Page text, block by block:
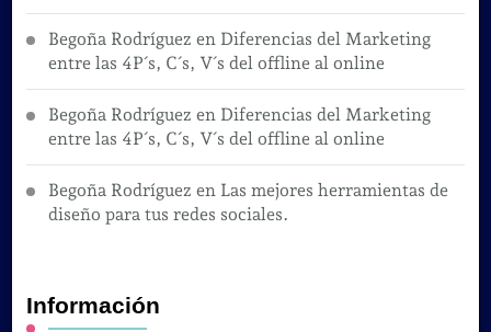
Begoña Rodríguez en Diferencias del Marketing
entre las 4P´s, C´s, V´s del offline al online
Begoña Rodríguez en Diferencias del Marketing
entre las 4P´s, C´s, V´s del offline al online
Begoña Rodríguez en Las mejores herramientas de
diseño para tus redes sociales.
Información